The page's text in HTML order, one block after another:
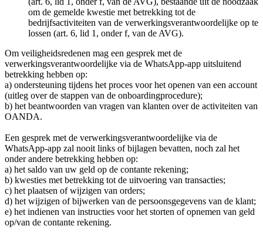
om de gemelde kwestie met betrekking tot de
bedrijfsactiviteiten van de verwerkingsverantwoordelijke op te
lossen (art. 6, lid 1, onder f, van de AVG).
Om veiligheidsredenen mag een gesprek met de
verwerkingsverantwoordelijke via de WhatsApp-app uitsluitend
betrekking hebben op:
a) ondersteuning tijdens het proces voor het openen van een account
(uitleg over de stappen van de onboardingprocedure);
b) het beantwoorden van vragen van klanten over de activiteiten van
OANDA.
Een gesprek met de verwerkingsverantwoordelijke via de
WhatsApp-app zal nooit links of bijlagen bevatten, noch zal het
onder andere betrekking hebben op:
a) het saldo van uw geld op de contante rekening;
b) kwesties met betrekking tot de uitvoering van transacties;
c) het plaatsen of wijzigen van orders;
d) het wijzigen of bijwerken van de persoonsgegevens van de klant;
e) het indienen van instructies voor het storten of opnemen van geld
op/van de contante rekening.